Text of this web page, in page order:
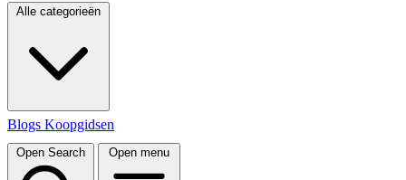
Alle categorieën
Blogs Koopgidsen
Open Search Open menu